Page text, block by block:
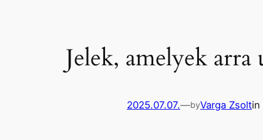
Jelek, amelyek
2025.07.07.—byVarga Zsoltin